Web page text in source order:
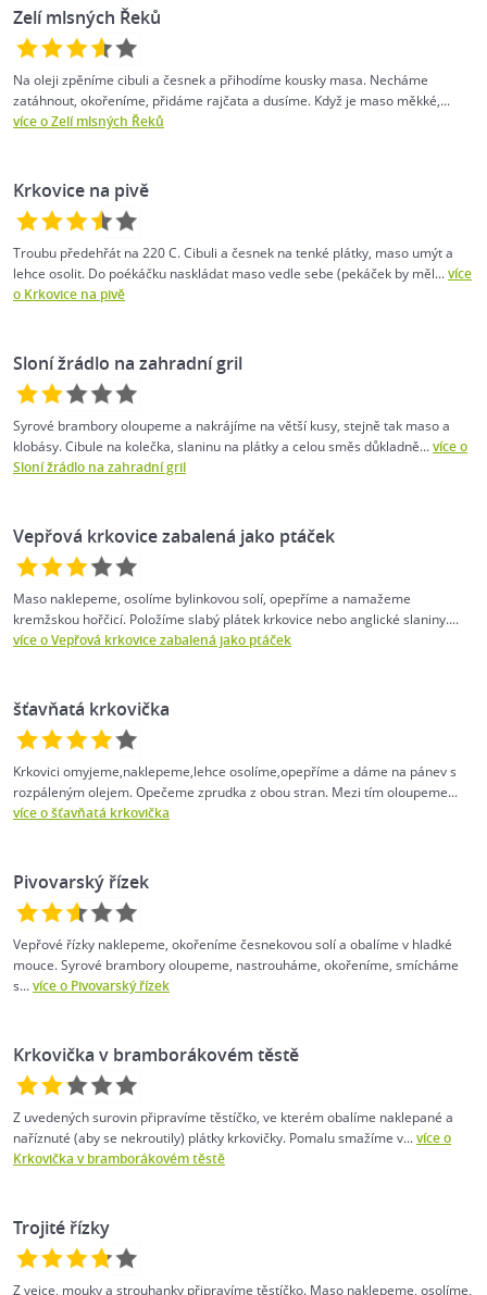
Zelí mlsných Řeků
Na oleji zpěníme cibuli a česnek a přihodíme kousky masa. Necháme
zatáhnout, okořeníme, přidáme rajčata a dusíme. Když je maso měkké,...
více o Zelí mlsných Řeků
Krkovice na pivě
Troubu předehřát na 220 C. Cibuli a česnek na tenké plátky, maso umýt a
lehce osolit. Do poékáčku naskládat maso vedle sebe (pekáček by měl...více
o Krkovice na pivě
Sloní žrádlo na zahradní gril
Syrové brambory oloupeme a nakrájíme na větší kusy, stejně tak maso a
klobásy. Cibule na kolečka, slaninu na plátky a celou směs důkladně...více o
Sloní žrádlo na zahradní gril
Vepřová krkovice zabalená jako ptáček
Maso naklepeme, osolíme bylinkovou solí, opepříme a namažeme
kremžskou hořčicí. Položíme slabý plátek krkovice nebo anglické slaniny....
více o Vepřová krkovice zabalená jako ptáček
šťavňatá krkovička
Krkovici omyjeme,naklepeme,lehce osolíme,opepříme a dáme na pánev s
rozpáleným olejem. Opečeme zprudka z obou stran. Mezi tím oloupeme...
více o šťavňatá krkovička
Pivovarský řízek
Vepřové řízky naklepeme, okořeníme česnekovou solí a obalíme v hladké
mouce. Syrové brambory oloupeme, nastrouháme, okořeníme, smícháme
s...více o Pivovarský řízek
Krkovička v bramborákovém těstě
Z uvedených surovin připravíme těstíčko, ve kterém obalíme naklepané a
naříznuté (aby se nekroutily) plátky krkovičky. Pomalu smažíme v...více o
Krkovička v bramborákovém těstě
Trojité řízky
Z vejce, mouky a strouhanky připravíme těstíčko. Maso naklepeme, osolíme,